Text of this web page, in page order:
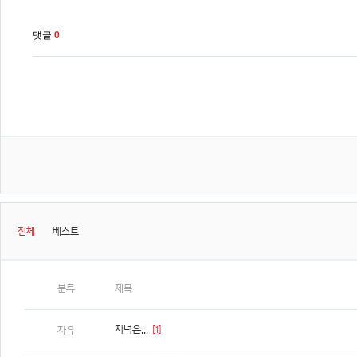
댓글 0
전체 베스트
분류 제목
자유 저녁은... [1]